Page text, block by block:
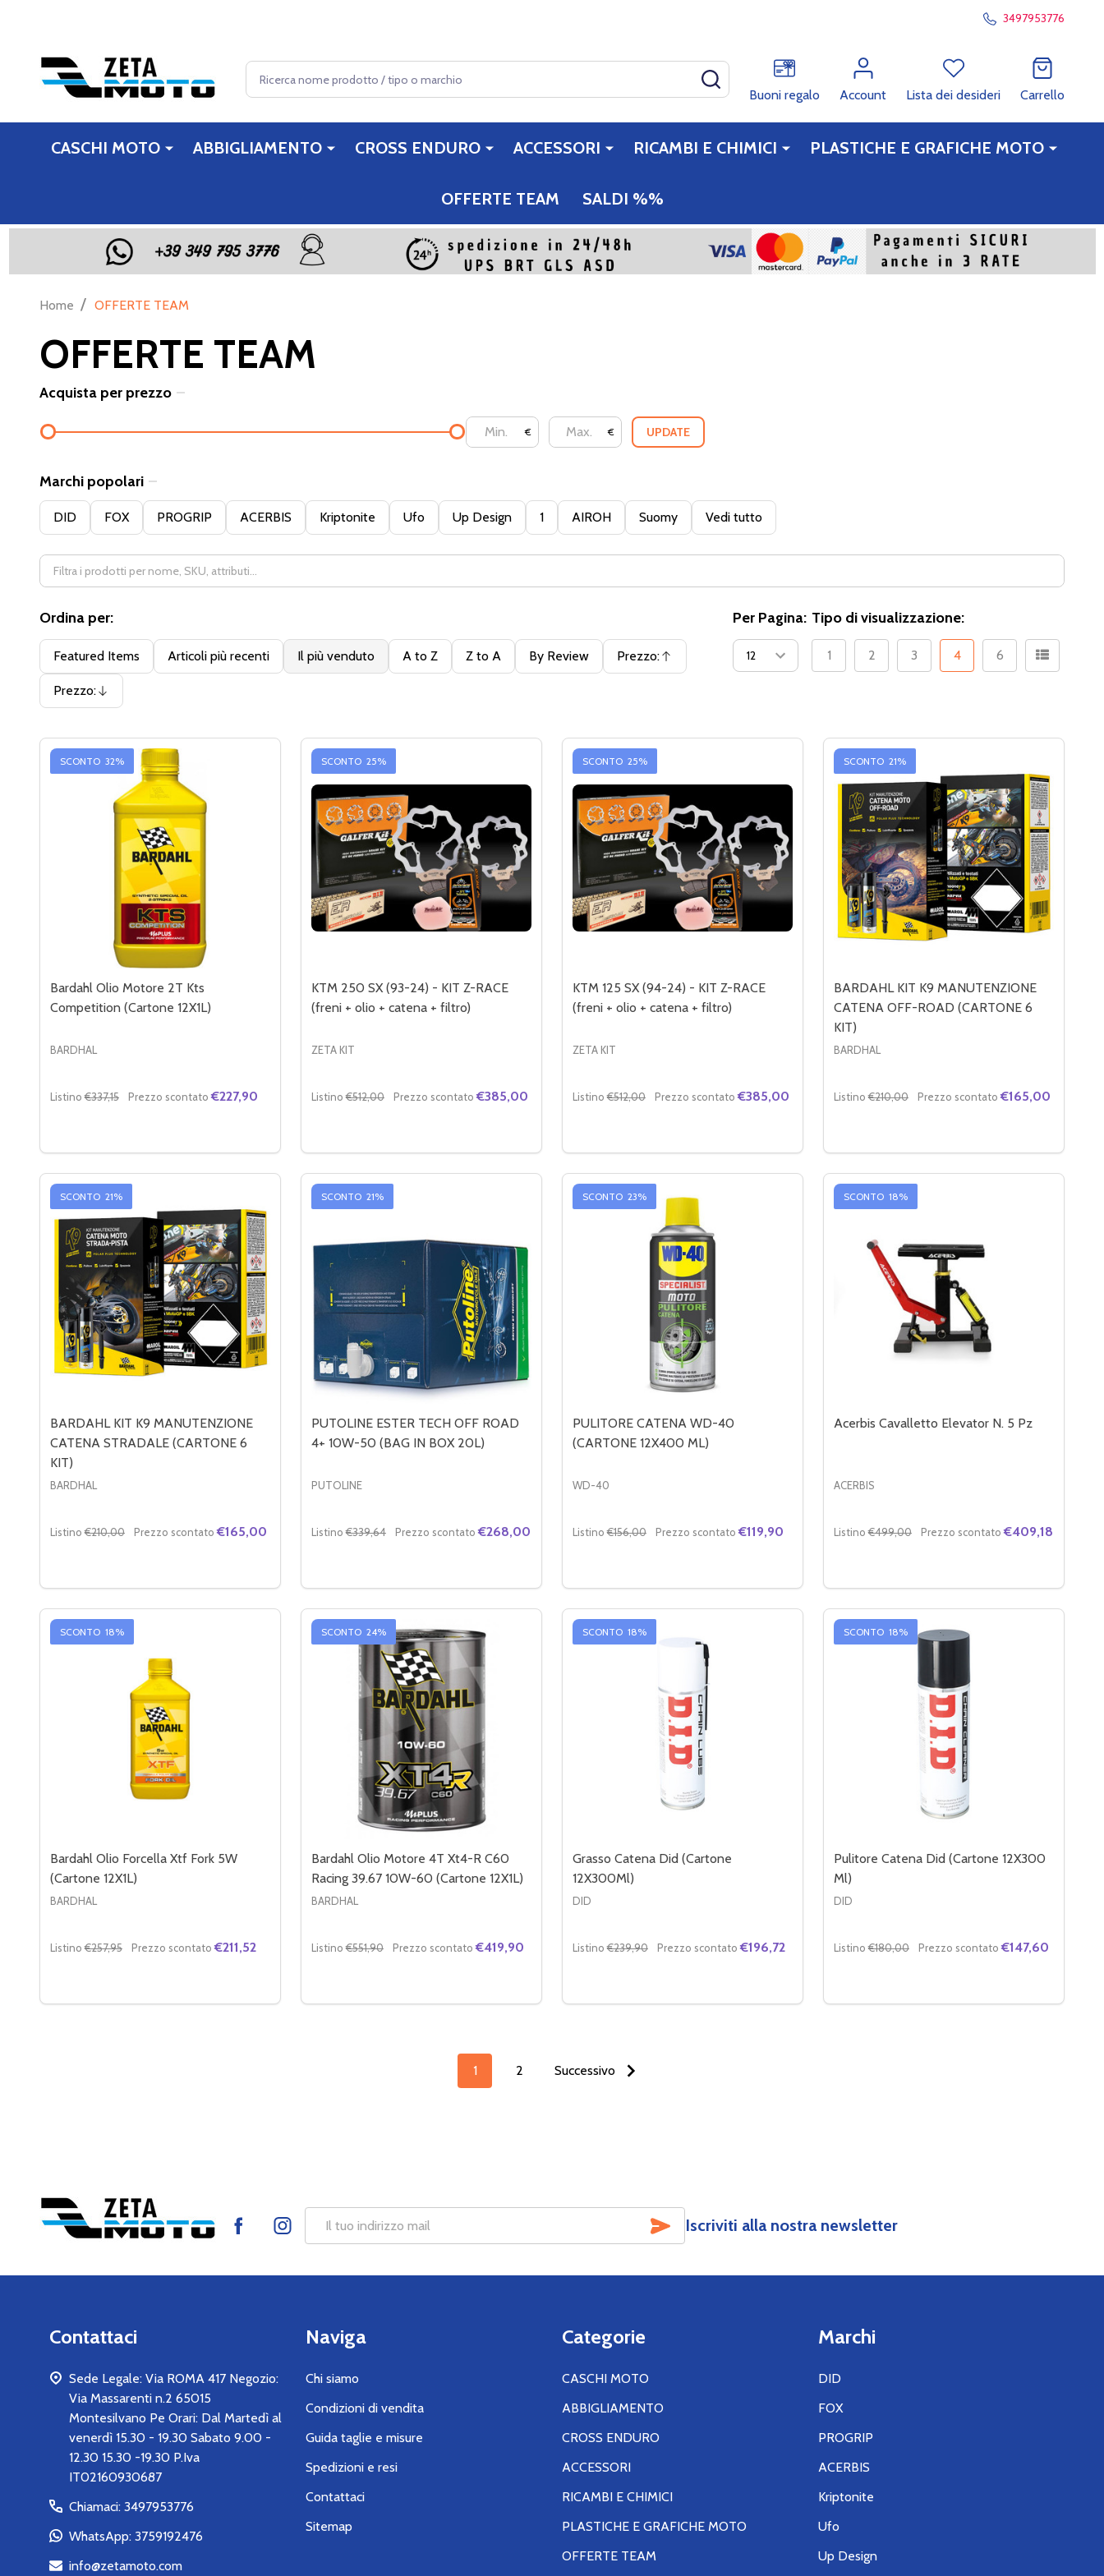
3497953776
Buoni regalo
Account Lista dei desideri Carrello
CASCHI MOTO ABBIGLIAMENTO CROSS ENDURO ACCESSORI RICAMBI E CHIMICI PLASTICHE E GRAFICHE MOTO
OFFERTE TEAM SALDI %%
Home / OFFERTE TEAM
OFFERTE TEAM
Filter
Acquista per prezzo
€ € UPDATE
Marchi popolari
DID FOX PROGRIP ACERBIS Kriptonite Ufo Up Design 1 AIROH Suomy Vedi tutto
Ordina per:
Featured Items Articoli più recenti Il più venduto A to Z Z to A By Review Prezzo:
Ascendente
Prezzo:
Discendente
Per Pagina: Tipo di visualizzazione:
1 2 3 4 6
SCONTO 32%
Bardahl Olio Motore 2T Kts
Competition (Cartone 12X1L)
BARDHAL
Listino €337,15 Prezzo scontato €227,90
SCONTO 25%
KTM 250 SX (93-24) - KIT Z-RACE
(freni + olio + catena + filtro)
ZETA KIT
Listino €512,00 Prezzo scontato €385,00
SCONTO 25%
KTM 125 SX (94-24) - KIT Z-RACE
(freni + olio + catena + filtro)
ZETA KIT
Listino €512,00 Prezzo scontato €385,00
SCONTO 21%
BARDAHL KIT K9 MANUTENZIONE
CATENA OFF-ROAD (CARTONE 6
KIT)
BARDHAL
Listino €210,00 Prezzo scontato €165,00
SCONTO 21%
BARDAHL KIT K9 MANUTENZIONE
CATENA STRADALE (CARTONE 6
KIT)
BARDHAL
Listino €210,00 Prezzo scontato €165,00
SCONTO 21%
PUTOLINE ESTER TECH OFF ROAD
4+ 10W-50 (BAG IN BOX 20L)
PUTOLINE
Listino €339,64 Prezzo scontato €268,00
SCONTO 23%
PULITORE CATENA WD-40
(CARTONE 12X400 ML)
WD-40
Listino €156,00 Prezzo scontato €119,90
SCONTO 18%
Acerbis Cavalletto Elevator N. 5 Pz
ACERBIS
Listino €499,00 Prezzo scontato €409,18
SCONTO 18%
Bardahl Olio Forcella Xtf Fork 5W
(Cartone 12X1L)
BARDHAL
Listino €257,95 Prezzo scontato €211,52
SCONTO 24%
Bardahl Olio Motore 4T Xt4-R C60
Racing 39.67 10W-60 (Cartone 12X1L)
BARDHAL
Listino €551,90 Prezzo scontato €419,90
SCONTO 18%
Grasso Catena Did (Cartone
12X300Ml)
DID
Listino €239,90 Prezzo scontato €196,72
SCONTO 18%
Pulitore Catena Did (Cartone 12X300
Ml)
DID
Listino €180,00 Prezzo scontato €147,60
1 2 Successivo
Footer
Indirizzo
SOTTOSCRIVI
Iscriviti alla nostra newsletter
Contattaci
Sede Legale: Via ROMA 417 Negozio:
Via Massarenti n.2 65015
Montesilvano Pe Orari: Dal Martedì al
venerdì 15.30 - 19.30 Sabato 9.00 -
12.30 15.30 -19.30 P.Iva
IT02160930687
Chiamaci: 3497953776
WhatsApp: 3759192476
info@zetamoto.com
Naviga
Chi siamo
Condizioni di vendita
Guida taglie e misure
Spedizioni e resi
Contattaci
Sitemap
Categorie
CASCHI MOTO
ABBIGLIAMENTO
CROSS ENDURO
ACCESSORI
RICAMBI E CHIMICI
PLASTICHE E GRAFICHE MOTO
OFFERTE TEAM
Marchi
DID
FOX
PROGRIP
ACERBIS
Kriptonite
Ufo
Up Design